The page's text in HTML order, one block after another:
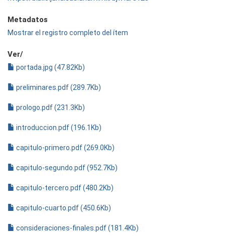
Metadatos
Mostrar el registro completo del ítem
Ver/
portada.jpg (47.82Kb)
preliminares.pdf (289.7Kb)
prologo.pdf (231.3Kb)
introduccion.pdf (196.1Kb)
capitulo-primero.pdf (269.0Kb)
capitulo-segundo.pdf (952.7Kb)
capitulo-tercero.pdf (480.2Kb)
capitulo-cuarto.pdf (450.6Kb)
consideraciones-finales.pdf (181.4Kb)